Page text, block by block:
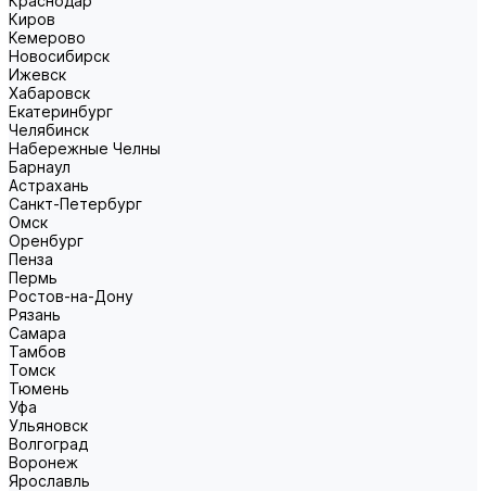
Киров
Кемерово
Новосибирск
Ижевск
Хабаровск
Екатеринбург
Челябинск
Набережные Челны
Барнаул
Астрахань
Санкт-Петербург
Омск
Оренбург
Пенза
Пермь
Ростов-на-Дону
Рязань
Самара
Тамбов
Томск
Тюмень
Уфа
Ульяновск
Волгоград
Воронеж
Ярославль